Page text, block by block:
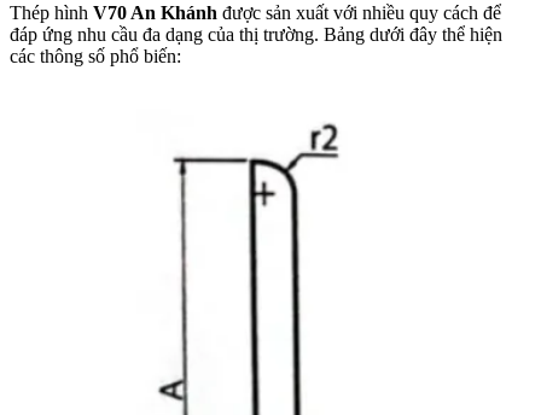
Thép hình V70 An Khánh được sản xuất với nhiều quy cách để
đáp ứng nhu cầu đa dạng của thị trường. Bảng dưới đây thể hiện
các thông số phổ biến: